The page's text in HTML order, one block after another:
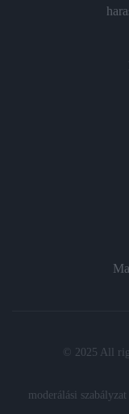
© 2025 All
moderálási szabályzat